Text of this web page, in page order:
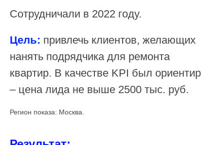
Сотрудничали в 2022 году.
Цель: привлечь клиентов, желающих
нанять подрядчика для ремонта
квартир. В качестве KPI был ориентир
– цена лида не выше 2500 тыс. руб.
Регион показа: Москва.